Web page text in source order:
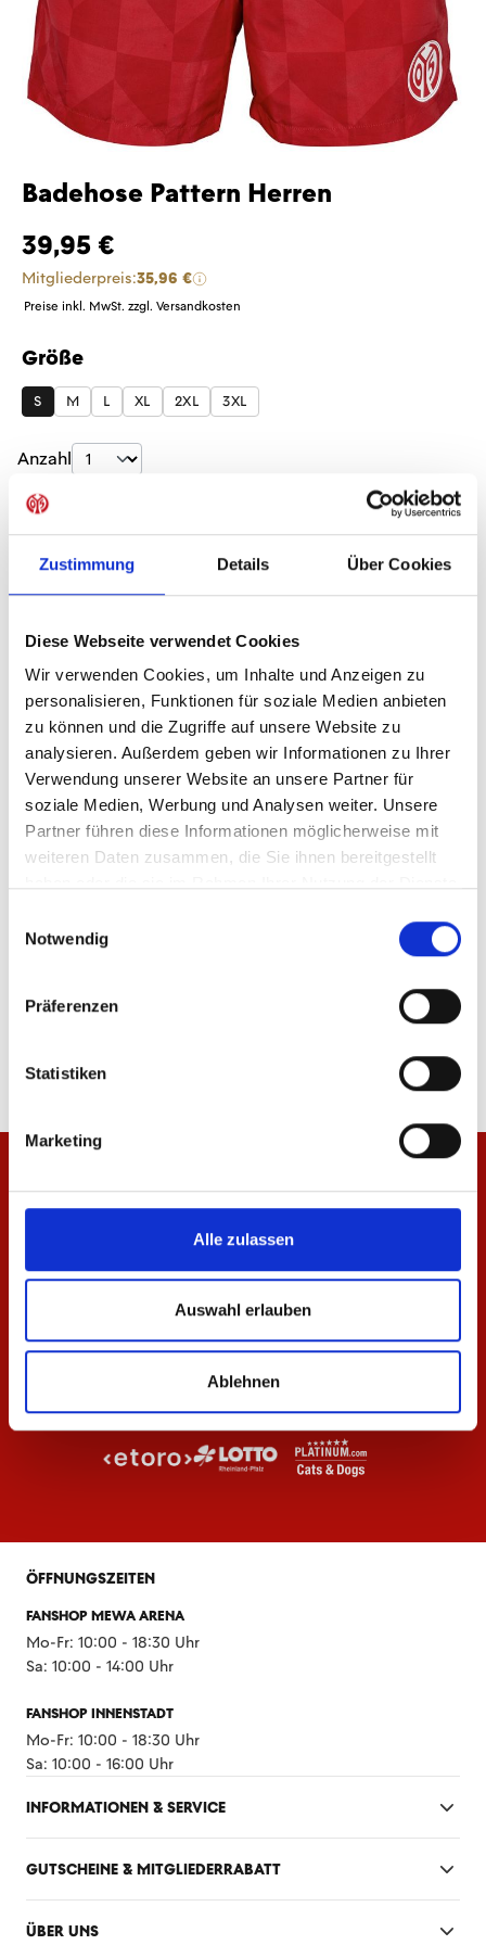
Zustimmung Details Über Cookies
Diese Webseite verwendet Cookies
Wir verwenden Cookies, um Inhalte und Anzeigen zu
personalisieren, Funktionen für soziale Medien anbieten
zu können und die Zugriffe auf unsere Website zu
analysieren. Außerdem geben wir Informationen zu Ihrer
Verwendung unserer Website an unsere Partner für
soziale Medien, Werbung und Analysen weiter. Unsere
Partner führen diese Informationen möglicherweise mit
weiteren Daten zusammen, die Sie ihnen bereitgestellt
Notwendig
Präferenzen
Statistiken
Marketing
Alle zulassen
Auswahl erlauben
Ablehnen
Badehose Pattern Herren
39,95 €
Mitgliederpreis:35,96 €
Preise inkl. MwSt. zzgl. Versandkosten
Größe
auswählen
S M L XL 2XL 3XL
Produkt Anzahl: Gib den gewünschten
Anzahl
Sofort verfügbar, Lieferzeit: 1-3 Tage
Produktdetails
ÄHNLICHE PRODUKTE
Badetuch Logo
ÖFFNUNGSZEITEN
FANSHOP MEWA ARENA
Mo-Fr: 10:00 - 18:30 Uhr
Sa: 10:00 - 14:00 Uhr
FANSHOP INNENSTADT
Mo-Fr: 10:00 - 18:30 Uhr
Sa: 10:00 - 16:00 Uhr
INFORMATIONEN & SERVICE
GUTSCHEINE & MITGLIEDERRABATT
ÜBER UNS